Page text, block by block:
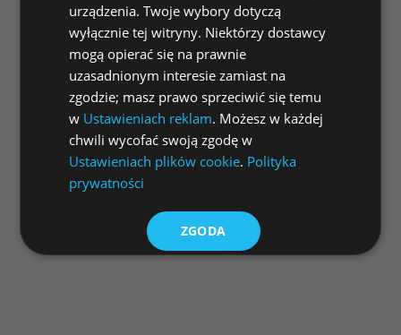
urządzenia. Twoje wybory dotyczą
wyłącznie tej witryny. Niektórzy dostawcy
mogą opierać się na prawnie
uzasadnionym interesie zamiast na
zgodzie; masz prawo sprzeciwić się temu
w Ustawieniach reklam. Możesz w każdej
chwili wycofać swoją zgodę w
Ustawieniach plików cookie. Polityka
prywatności
ZGODA